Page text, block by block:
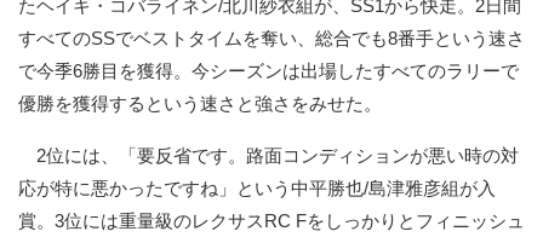
たヘイキ・コバライネン/北川紗衣組が、SS1から快走。2日間
すべてのSSでベストタイムを奪い、総合でも8番手という速さ
で今季6勝目を獲得。今シーズンは出場したすべてのラリーで
優勝を獲得するという速さと強さをみせた。
2位には、「要反省です。路面コンディションが悪い時の対
応が特に悪かったですね」という中平勝也/島津雅彦組が入
賞。3位には重量級のレクサスRC Fをしっかりとフィニッシュ